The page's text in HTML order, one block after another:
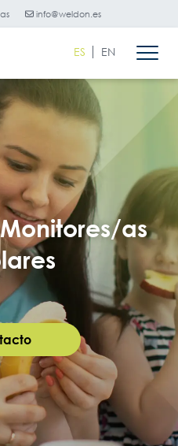
info@weldon.es
ES EN
as